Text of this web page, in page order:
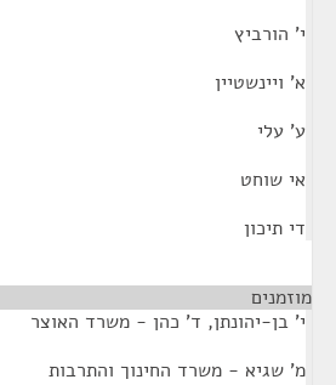
י' הורביץ
א' ויינשטיין
ע' עלי
אי שוחט
די תיכון
מוזמנים
י' בן-יהונתן, ד' כהן - משרד האוצר
מ' שגיא - משרד החינוך והתרבות